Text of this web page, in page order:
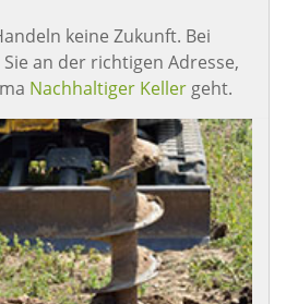
keine Zukunft. Bei
an der richtigen Adresse,
Nachhaltiger Keller geht.